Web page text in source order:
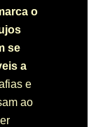
o
se
a
e
ao